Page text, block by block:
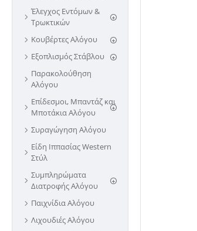
Έλεγχος Εντόμων &
Τρωκτικών
Κουβέρτες Αλόγου
Εξοπλισμός Στάβλου
Παρακολούθηση
Αλόγου
Επίδεσμοι, Μπαντάζ και
Μποτάκια Αλόγου
Συραγώγηση Αλόγου
Είδη Ιππασίας Western
Στύλ
Συμπληρώματα
Διατροφής Αλόγου
Παιχνίδια Αλόγου
Λιχουδιές Αλόγου